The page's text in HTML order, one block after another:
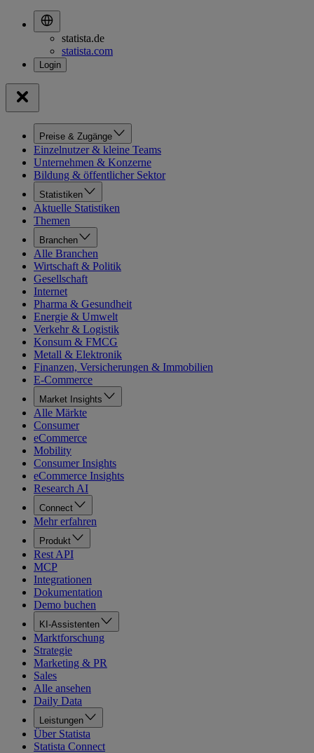
statista.de
statista.com
Preise & Zugänge
Einzelnutzer & kleine Teams
Unternehmen & Konzerne
Bildung & öffentlicher Sektor
Statistiken
Aktuelle Statistiken
Themen
Branchen
Alle Branchen
Wirtschaft & Politik
Gesellschaft
Internet
Pharma & Gesundheit
Energie & Umwelt
Verkehr & Logistik
Konsum & FMCG
Metall & Elektronik
Finanzen, Versicherungen & Immobilien
E-Commerce
Market Insights
Alle Märkte
Consumer
eCommerce
Mobility
Consumer Insights
eCommerce Insights
Research AI
Connect
Mehr erfahren
Produkt
Rest API
MCP
Integrationen
Dokumentation
Demo buchen
KI-Assistenten
Marktforschung
Strategie
Marketing & PR
Sales
Alle ansehen
Daily Data
Leistungen
Über Statista
Statista Connect